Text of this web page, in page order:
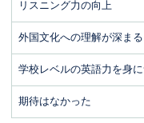
リスニング力の向上
外国文化への理解が深まる
学校レベルの英語力を身
期待はなかった